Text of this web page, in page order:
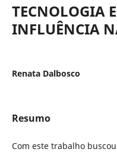
TECNOLOGIA
INFLUÊNCIA
Renata Dalbosco
Resumo
Com este trabalho